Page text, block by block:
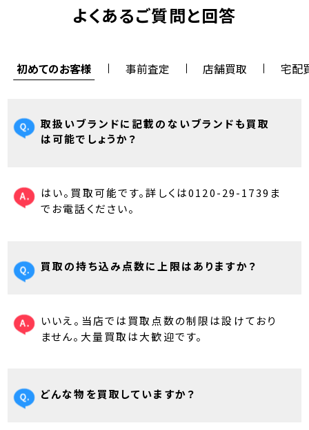
よくあるご質問と回答
初めてのお客様 事前査定 店舗買取 宅配
取扱いブランドに記載のないブランドも買取
は可能でしょうか？
はい。買取可能です。詳しくは0120-29-1739ま
でお電話ください。
買取の持ち込み点数に上限はありますか？
いいえ。当店では買取点数の制限は設けており
ません。大量買取は大歓迎です。
どんな物を買取していますか？